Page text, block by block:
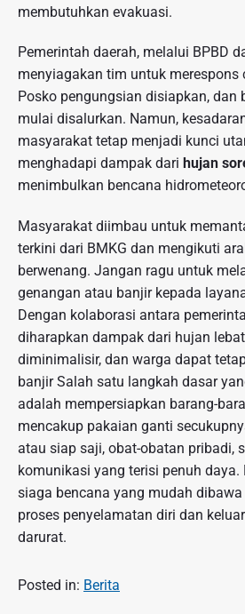
membutuhkan evakuasi.
Pemerintah daerah, melalui BPBD
menyiagakan tim untuk merespons
Posko pengungsian disiapkan, dan
mulai disalurkan. Namun,
masyarakat tetap menjadi kunci
menghadapi dampak dari hujan
menimbulkan bencana
Masyarakat diimbau untuk
terkini dari BMKG dan mengikuti
berwenang. Jangan ragu untuk
genangan atau banjir kepada
Dengan kolaborasi antara
diharapkan dampak dari hujan
diminimalisir, dan warga dapat
banjir Salah satu langkah dasar
adalah mempersiapkan barang-
mencakup pakaian ganti
atau siap saji, obat-obatan pribadi,
komunikasi yang terisi penuh
siaga bencana yang mudah
proses penyelamatan diri dan
darurat.
Posted in: Berita